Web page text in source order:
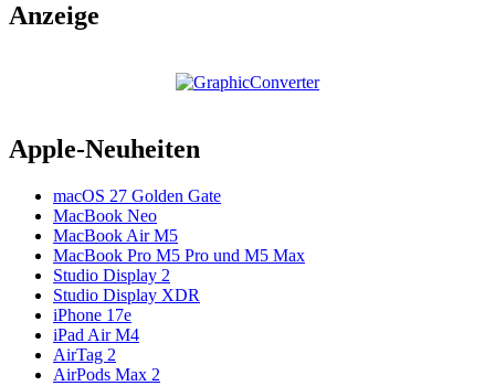
Anzeige
Apple-Neuheiten
macOS 27 Golden Gate
MacBook Neo
MacBook Air M5
MacBook Pro M5 Pro und M5 Max
Studio Display 2
Studio Display XDR
iPhone 17e
iPad Air M4
AirTag 2
AirPods Max 2